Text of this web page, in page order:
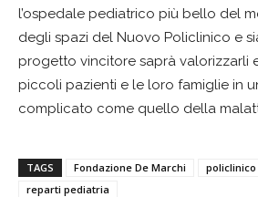
l’ospedale pediatrico più bello del
degli spazi del Nuovo Policlinico e
progetto vincitore saprà valorizzarli e
piccoli pazienti e le loro famiglie in
complicato come quello della
TAGS Fondazione De Marchi
reparti pediatria